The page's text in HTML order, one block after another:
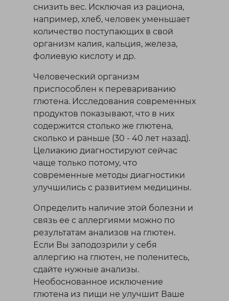
снизить вес. Исключая из рациона,
например, хлеб, человек уменьшает
количество поступающих в свой
организм калия, кальция, железа,
фолиевую кислоту и др.
Человеческий организм
приспособлен к перевариванию
глютена. Исследования современных
продуктов показывают, что в них
содержится столько же глютена,
сколько и раньше (30 - 40 лет назад).
Целиакию диагностируют сейчас
чаще только потому, что
современные методы диагностики
улучшились с развитием медицины.
Определить наличие этой болезни и
связь ее с аллергиями можно по
результатам анализов на глютен.
Если Вы заподозрили у себя
аллергию на глютен, не поленитесь,
сдайте нужные анализы.
Необоснованное исключение
глютена из пищи не улучшит Ваше